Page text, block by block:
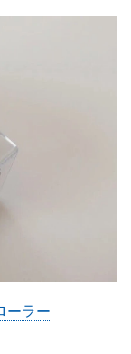
ーラー